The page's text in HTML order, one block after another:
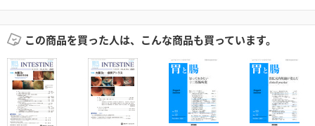
この商品を買った人は、こんな商品も買っています。